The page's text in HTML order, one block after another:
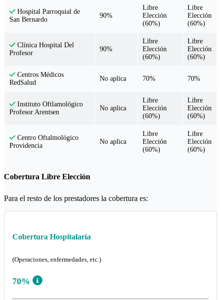
Hospital Parroquial de
San Bernardo
90%
Libre
Elección
(60%)
Libre
Elección
(60%)
Clínica Hospital Del
Profesor
90%
Libre
Elección
(60%)
Libre
Elección
(60%)
Centros Médicos
RedSalud
No aplica 70% 70%
Instituto Oftlamológico
Profesor Arentsen
No aplica
Libre
Elección
(60%)
Libre
Elección
(60%)
Centro Oftalmológico
Providencia
No aplica
Libre
Elección
(60%)
Libre
Elección
(60%)
Cobertura Libre Elección
Para el resto de los prestadores la cobertura es:
Cobertura Hospitalaria
(Operaciones, enfermedades, etc.)
70%